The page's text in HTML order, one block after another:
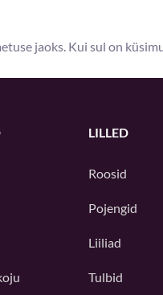
jaoks. Kui sul on
LILLED
Roosid
Pojengid
Liiliad
Tulbid